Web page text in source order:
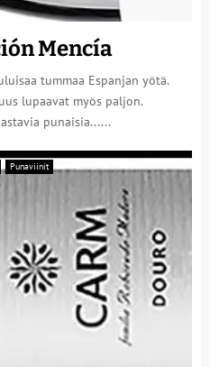
Mencía
tummaa Espanjan yötä.
lupaavat myös paljon.
punaisia......
Punaviinit